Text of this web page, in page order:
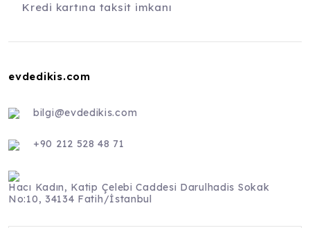
Kredi kartına taksit imkanı
evdedikis.com
bilgi@evdedikis.com
+90 212 528 48 71
Hacı Kadın, Katip Çelebi Caddesi Darulhadis Sokak
No:10, 34134 Fatih/İstanbul